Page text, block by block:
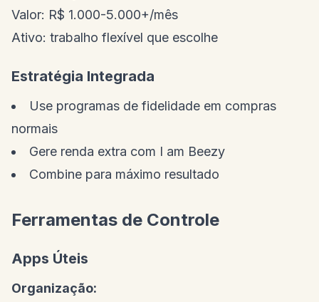
Valor: R$ 1.000-5.000+/mês
Ativo: trabalho flexível que escolhe
Estratégia Integrada
Use programas de fidelidade em compras
normais
Gere renda extra com I am Beezy
Combine para máximo resultado
Ferramentas de Controle
Apps Úteis
Organização: